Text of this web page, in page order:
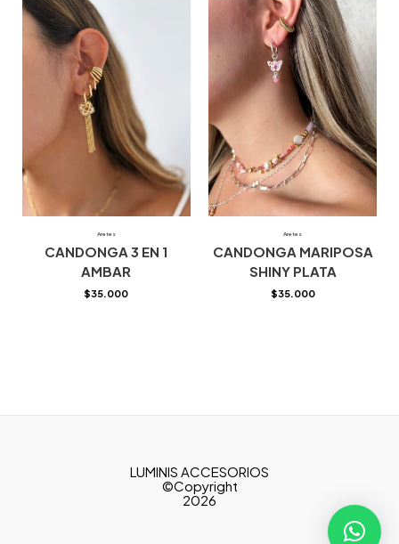
Aretes
CANDONGA 3 EN 1
AMBAR
$35.000
Aretes
CANDONGA MARIPOSA
SHINY PLATA
$35.000
LUMINIS ACCESORIOS
©Copyright
2026